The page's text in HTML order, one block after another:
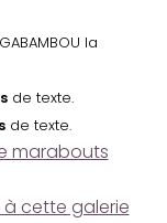
la
de texte.
de texte.
marabouts
cette galerie